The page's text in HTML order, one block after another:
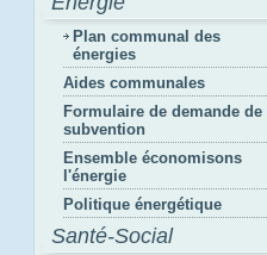
Plan communal des
énergies
Aides communales
Formulaire de demande de
subvention
Ensemble économisons
l'énergie
Politique énergétique
Santé-Social